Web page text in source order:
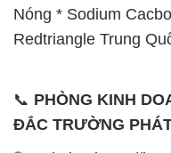
ĐẮC TRƯỜNG PHÁT
🌐 Website: https://
– 0933.920.505 –